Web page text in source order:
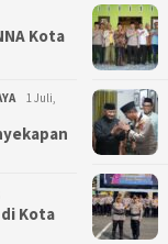
Kota
1 Juli,
Kota